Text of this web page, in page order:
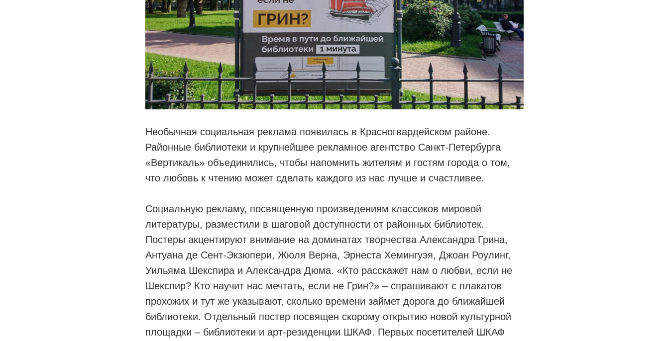
Необычная социальная реклама появилась в Красногвардейском районе.
Районные библиотеки и крупнейшее рекламное агентство Санкт-Петербурга
«Вертикаль» объединились, чтобы напомнить жителям и гостям города о том,
что любовь к чтению может сделать каждого из нас лучше и счастливее.
Социальную рекламу, посвященную произведениям классиков мировой
литературы, разместили в шаговой доступности от районных библиотек.
Постеры акцентируют внимание на доминатах творчества Александра Грина,
Антуана де Сент-Экзюпери, Жюля Верна, Эрнеста Хемингуэя, Джоан Роулинг,
Уильяма Шекспира и Александра Дюма. «Кто расскажет нам о любви, если не
Шекспир? Кто научит нас мечтать, если не Грин?» – спрашивают с плакатов
прохожих и тут же указывают, сколько времени займет дорога до ближайшей
библиотеки. Отдельный постер посвящен скорому открытию новой культурной
площадки – библиотеки и арт-резиденции ШКАФ. Первых посетителей ШКАФ